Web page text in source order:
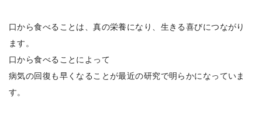
口から食べることは、真の栄養になり、生きる喜びにつながり
ます。
口から食べることによって
病気の回復も早くなることが最近の研究で明らかになっていま
す。